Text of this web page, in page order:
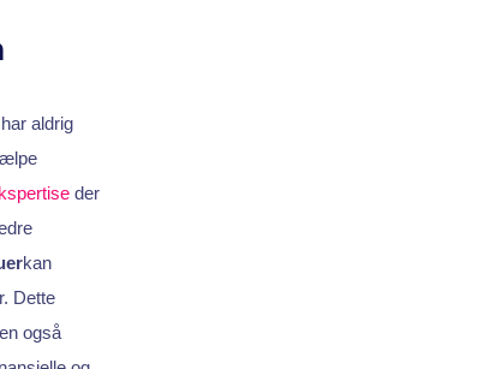
aldrig
der
kan
Dette
også